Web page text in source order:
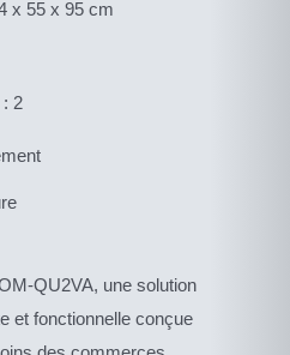
x 55 x 95 cm
2
QU2VA, une solution
et fonctionnelle conçue